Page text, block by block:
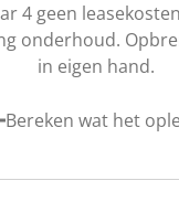
4 geen
onderhoud.
in eigen hand.
Bereken wat het